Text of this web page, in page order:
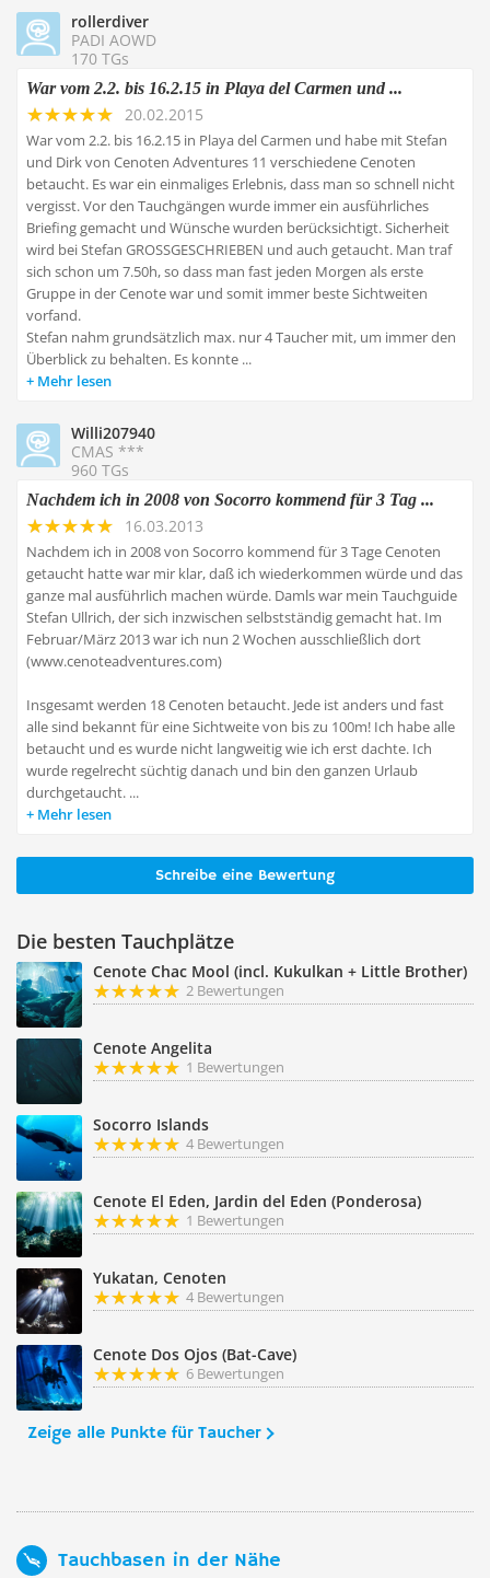
rollerdiver
PADI AOWD
170 TGs
War vom 2.2. bis 16.2.15 in Playa del Carmen und ...
20.02.2015
War vom 2.2. bis 16.2.15 in Playa del Carmen und habe mit Stefan
und Dirk von Cenoten Adventures 11 verschiedene Cenoten
betaucht. Es war ein einmaliges Erlebnis, dass man so schnell nicht
vergisst. Vor den Tauchgängen wurde immer ein ausführliches
Briefing gemacht und Wünsche wurden berücksichtigt. Sicherheit
wird bei Stefan GROSSGESCHRIEBEN und auch getaucht. Man traf
sich schon um 7.50h, so dass man fast jeden Morgen als erste
Gruppe in der Cenote war und somit immer beste Sichtweiten
vorfand.
Stefan nahm grundsätzlich max. nur 4 Taucher mit, um immer den
Überblick zu behalten. Es konnte ...
Mehr lesen
Willi207940
CMAS ***
960 TGs
Nachdem ich in 2008 von Socorro kommend für 3 Tag ...
16.03.2013
Nachdem ich in 2008 von Socorro kommend für 3 Tage Cenoten
getaucht hatte war mir klar, daß ich wiederkommen würde und das
ganze mal ausführlich machen würde. Damls war mein Tauchguide
Stefan Ullrich, der sich inzwischen selbstständig gemacht hat. Im
Februar/März 2013 war ich nun 2 Wochen ausschließlich dort
(www.cenoteadventures.com)
Insgesamt werden 18 Cenoten betaucht. Jede ist anders und fast
alle sind bekannt für eine Sichtweite von bis zu 100m! Ich habe alle
betaucht und es wurde nicht langweitig wie ich erst dachte. Ich
wurde regelrecht süchtig danach und bin den ganzen Urlaub
durchgetaucht. ...
Mehr lesen
Schreibe eine Bewertung
Die besten Tauchplätze
Cenote Chac Mool (incl. Kukulkan + Little Brother)
2 Bewertungen
Cenote Angelita
1 Bewertungen
Socorro Islands
4 Bewertungen
Cenote El Eden, Jardin del Eden (Ponderosa)
1 Bewertungen
Yukatan, Cenoten
4 Bewertungen
Cenote Dos Ojos (Bat-Cave)
6 Bewertungen
Zeige alle Punkte für Taucher
Tauchbasen in der Nähe